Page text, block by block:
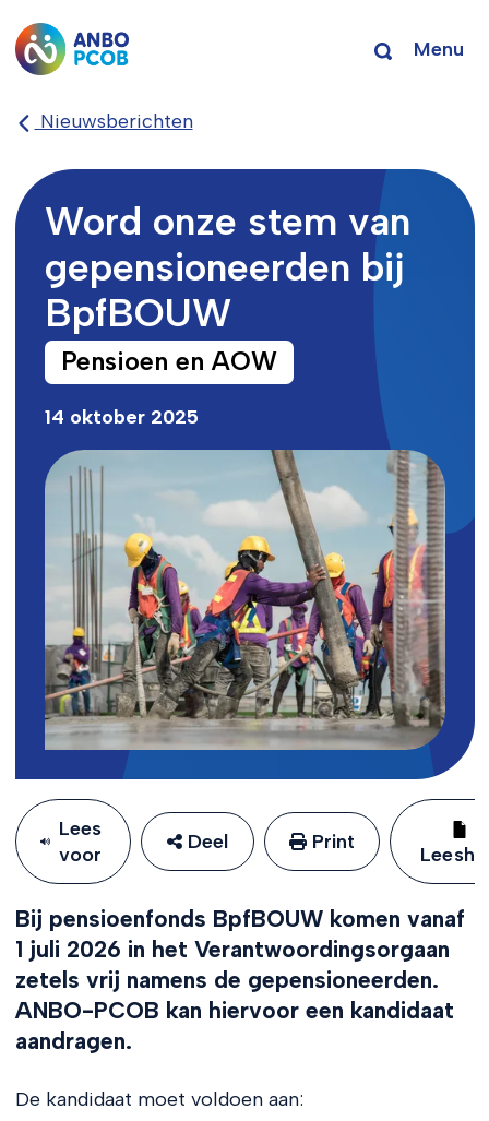
Menu
Nieuwsberichten
Word onze stem van
gepensioneerden bij
BpfBOUW
Pensioen en AOW
14 oktober 2025
Lees
voor
Deel Print
Bij pensioenfonds BpfBOUW komen vanaf
1 juli 2026 in het Verantwoordingsorgaan
zetels vrij namens de gepensioneerden.
ANBO-PCOB kan hiervoor een kandidaat
aandragen.
De kandidaat moet voldoen aan: